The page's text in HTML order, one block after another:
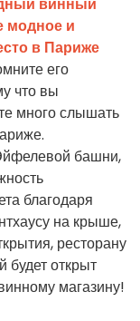
винный
модное и
в Париже
его
что вы
много слышать
башни,
благодаря
на крыше,
ресторану
будет открыт
магазину!